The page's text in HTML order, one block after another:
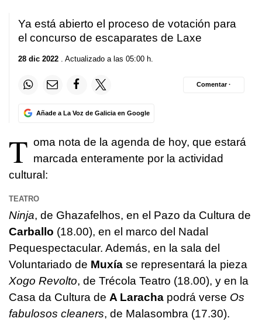
Ya está abierto el proceso de votación para
el concurso de escaparates de Laxe
28 dic 2022 . Actualizado a las 05:00 h.
Añade a La Voz de Galicia en Google
Comentar ·
T oma nota de la agenda de hoy, que estará
marcada enteramente por la actividad
cultural:
TEATRO
Ninja, de Ghazafelhos, en el Pazo da Cultura de
Carballo (18.00), en el marco del Nadal
Pequespectacular. Además, en la sala del
Voluntariado de Muxía se representará la pieza
Xogo Revolto, de Trécola Teatro (18.00), y en la
Casa da Cultura de A Laracha podrá verse Os
fabulosos cleaners, de Malasombra (17.30).